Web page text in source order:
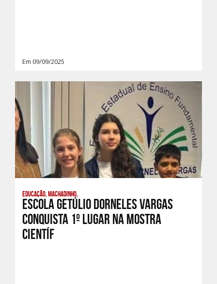
Em 09/09/2025
Educação, Machadinho,
Escola Getúlio Dorneles Vargas
conquista 1º lugar na Mostra
Científ